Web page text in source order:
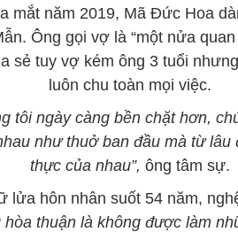
mắt năm 2019, Mã Đức Hoa
Ông gọi vợ là “một nửa
sẻ tuy vợ kém ông 3 tuổi
luôn chu toàn mọi việc.
tôi ngày càng bền chặt hơn,
như thuở ban đầu mà từ
thực của nhau”, ông tâm sự.
lửa hôn nhân suốt 54 năm,
thuận là không được làm